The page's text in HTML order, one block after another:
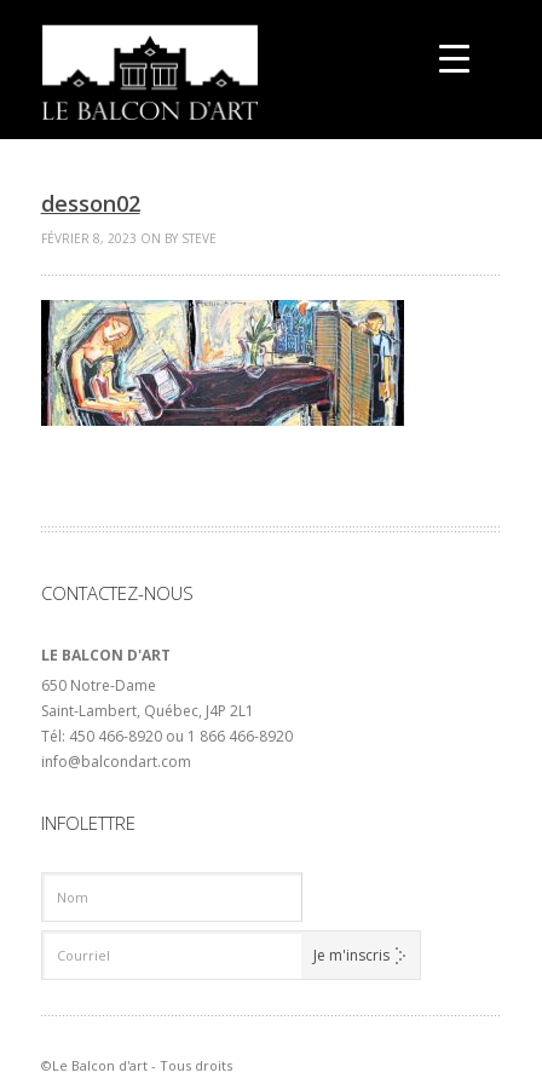
desson02
FÉVRIER 8, 2023 ON BY STEVE
CONTACTEZ-NOUS
LE BALCON D'ART
650 Notre-Dame
Saint-Lambert, Québec, J4P 2L1
Tél: 450 466-8920 ou 1 866 466-8920
info@balcondart.com
INFOLETTRE
©Le Balcon d'art - Tous droits